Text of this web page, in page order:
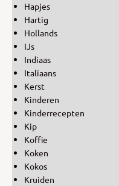
Hapjes
Hartig
Hollands
IJs
Indiaas
Italiaans
Kerst
Kinderen
Kinderrecepten
Kip
Koffie
Koken
Kokos
Kruiden